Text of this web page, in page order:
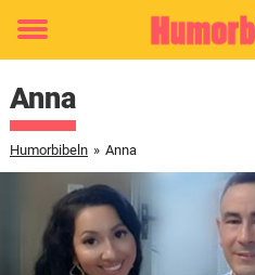
Toggle
Anna
Humorbibeln » Anna